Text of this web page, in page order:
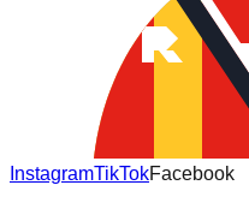
InstagramTikTokFacebook